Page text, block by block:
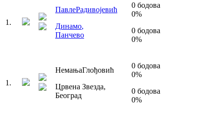
1 .
ПавлеРадивојевић
Динамо,
Панчево
0 бодова
0%
0 бодова
0%
1 .
НемањаГлођовић
Црвена Звезда,
Београд
0 бодова
0%
0 бодова
0%